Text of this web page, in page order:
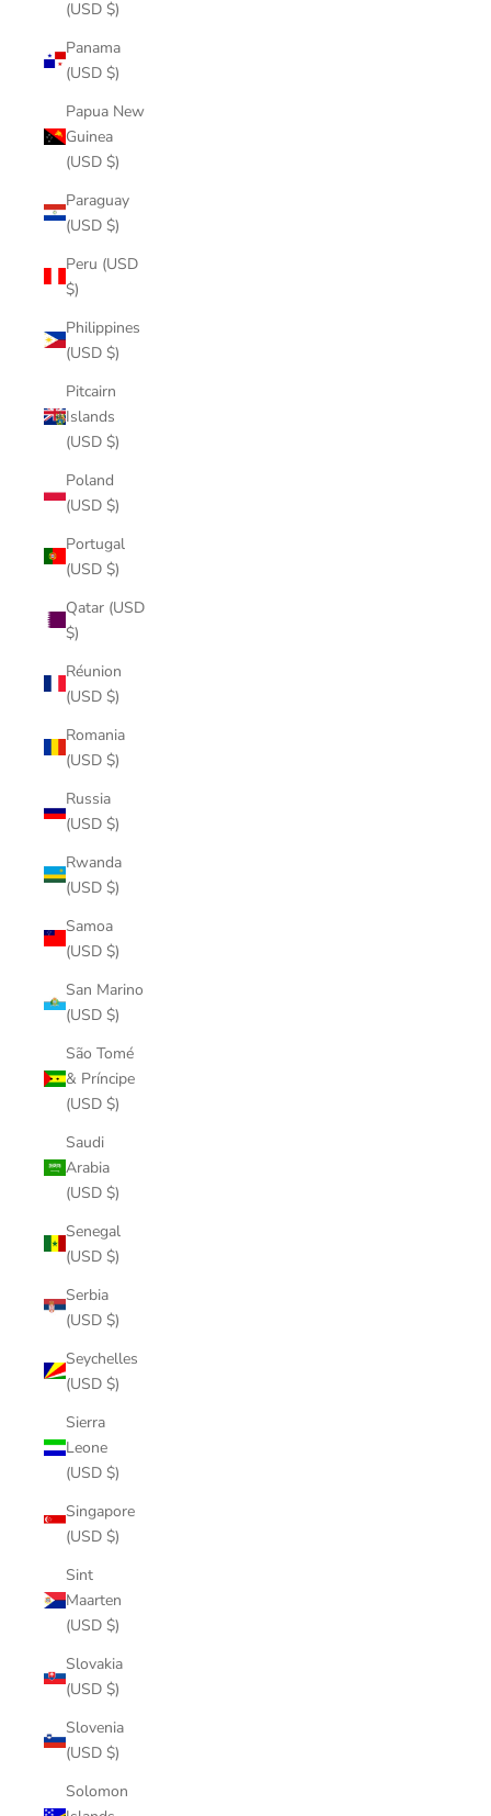
(USD $)
Panama
(USD $)
Papua New
Guinea
(USD $)
Paraguay
(USD $)
Peru (USD
$)
Philippines
(USD $)
Pitcairn
Islands
(USD $)
Poland
(USD $)
Portugal
(USD $)
Qatar (USD
$)
Réunion
(USD $)
Romania
(USD $)
Russia
(USD $)
Rwanda
(USD $)
Samoa
(USD $)
San Marino
(USD $)
São Tomé
& Príncipe
(USD $)
Saudi
Arabia
(USD $)
Senegal
(USD $)
Serbia
(USD $)
Seychelles
(USD $)
Sierra
Leone
(USD $)
Singapore
(USD $)
Sint
Maarten
(USD $)
Slovakia
(USD $)
Slovenia
(USD $)
Solomon